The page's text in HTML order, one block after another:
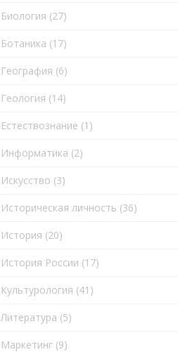
Биология (27)
Ботаника (17)
География (6)
Геология (14)
Естествознание (1)
Информатика (2)
Искусство (3)
Историческая личность (36)
История (20)
История России (17)
Культурология (41)
Литература (5)
Маркетинг (9)